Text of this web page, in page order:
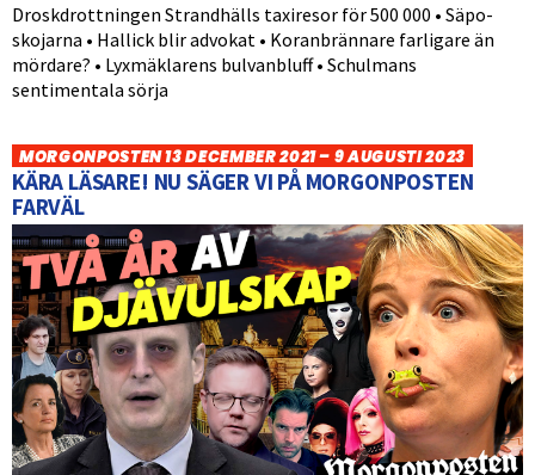
Droskdrottningen Strandhälls taxiresor för 500 000 • Säpo-
skojarna • Hallick blir advokat • Koranbrännare farligare än
mördare? • Lyxmäklarens bulvanbluff • Schulmans
sentimentala sörja
MORGONPOSTEN 13 DECEMBER 2021 – 9 AUGUSTI 2023
KÄRA LÄSARE! NU SÄGER VI PÅ MORGONPOSTEN
FARVÄL